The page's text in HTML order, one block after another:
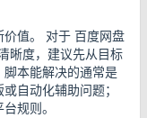
值。 对于 百度网盘
晰度，建议先从目标
本能解决的通常是
自动化辅助问题；
规则。